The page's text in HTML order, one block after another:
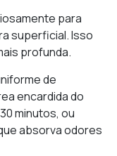
para
superficial. Isso
profunda.
de
encardida do
minutos, ou
absorva odores